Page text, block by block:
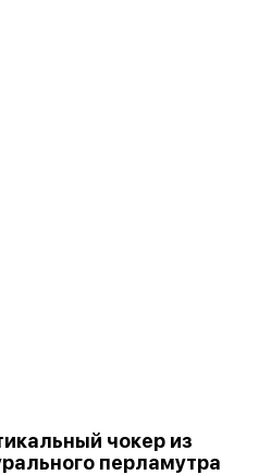
чокер из
перламутра